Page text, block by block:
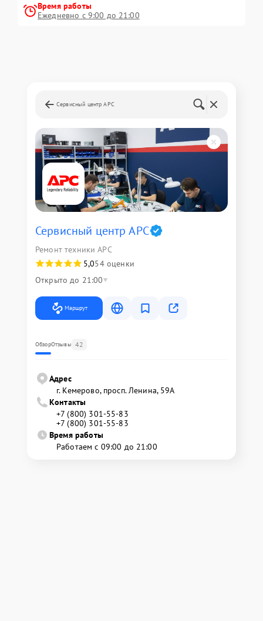
Время работы
Ежедневно с 9:00 до 21:00
Сервисный центр APC
Сервисный центр APC
Ремонт техники APC
5,054 оценки
Открыто до 21:00
Маршрут
ОбзорОтзывы 42
Адрес
г. Кемерово, просп. Ленина, 59А
Контакты
+7 (800) 301-55-83
+7 (800) 301-55-83
Время работы
Работаем с 09:00 до 21:00